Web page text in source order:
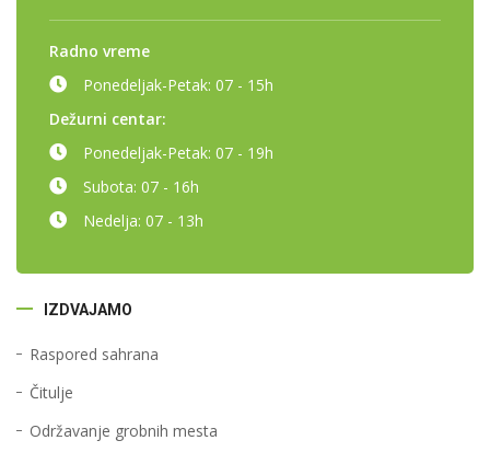
Radno vreme
Ponedeljak-Petak: 07 - 15h
Dežurni centar:
Ponedeljak-Petak: 07 - 19h
Subota: 07 - 16h
Nedelja: 07 - 13h
IZDVAJAMO
Raspored sahrana
Čitulje
Održavanje grobnih mesta